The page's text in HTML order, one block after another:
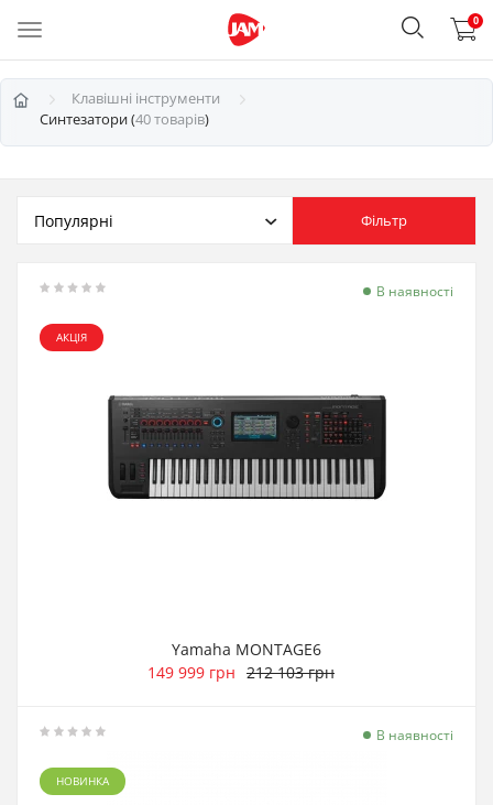
0
Клавішні інструменти
Синтезатори (40 товарів)
Фільтр
АКЦІЯ
В наявності
Yamaha MONTAGE6
149 999 грн 212 103 грн
НОВИНКА
В наявності